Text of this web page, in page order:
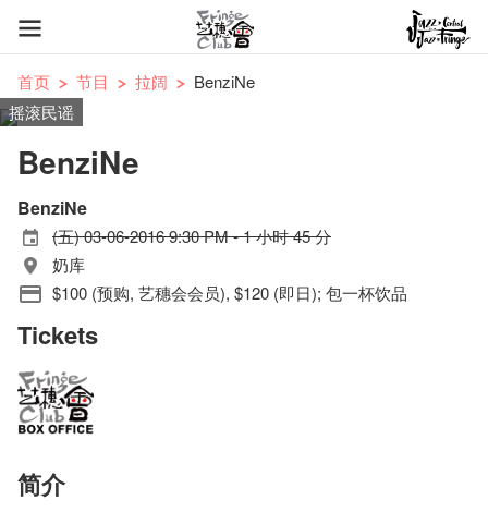
首页 节目 拉阔
BenziNe
摇滚民谣
BenziNe
BenziNe
(五) 03-06-2016 9:30 PM - 1 小时 45 分
奶库
$100 (预购, 艺穗会会员), $120 (即日); 包一杯饮品
Tickets
简介